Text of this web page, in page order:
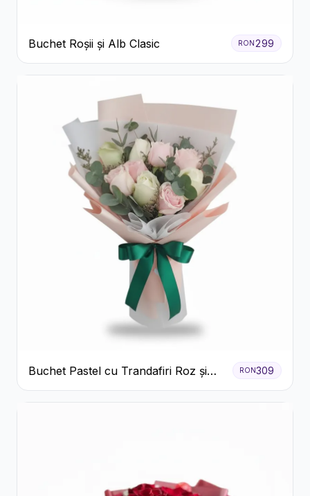
Buchet Roșii și Alb Clasic RON 299
Buchet Pastel cu Trandafiri Roz și
Albi
RON309